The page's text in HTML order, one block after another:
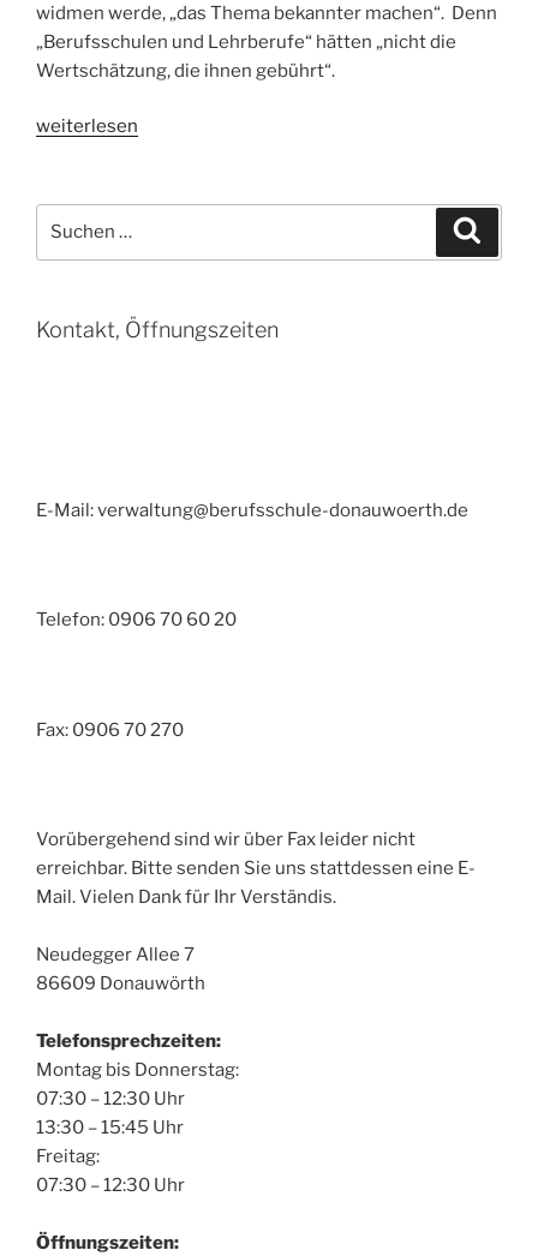
widmen werde, „das Thema bekannter machen“. Denn
„Berufsschulen und Lehrberufe“ hätten „nicht die
Wertschätzung, die ihnen gebührt“.
„Die
beruflichen
Bildung“
weiterlesen
nach:
Kontakt, Öffnungszeiten
E-Mail: verwaltung@berufsschule-donauwoerth.de
Telefon: 0906 70 60 20
Fax: 0906 70 270
Vorübergehend sind wir über Fax leider nicht
erreichbar. Bitte senden Sie uns stattdessen eine E-
Mail. Vielen Dank für Ihr Verständis.
Neudegger Allee 7
86609 Donauwörth
Telefonsprechzeiten:
Montag bis Donnerstag:
07:30 – 12:30 Uhr
13:30 – 15:45 Uhr
Freitag:
07:30 – 12:30 Uhr
Öffnungszeiten: